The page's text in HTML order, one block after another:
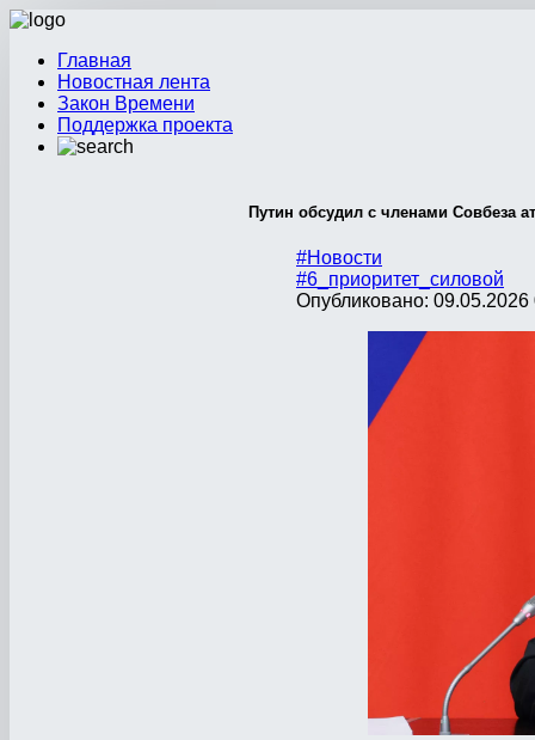
Главная
Новостная лента
Закон Времени
Поддержка проекта
Путин обсудил с членами Совбеза
#Новости
#6_приоритет_силовой
Опубликовано: 09.05.2026